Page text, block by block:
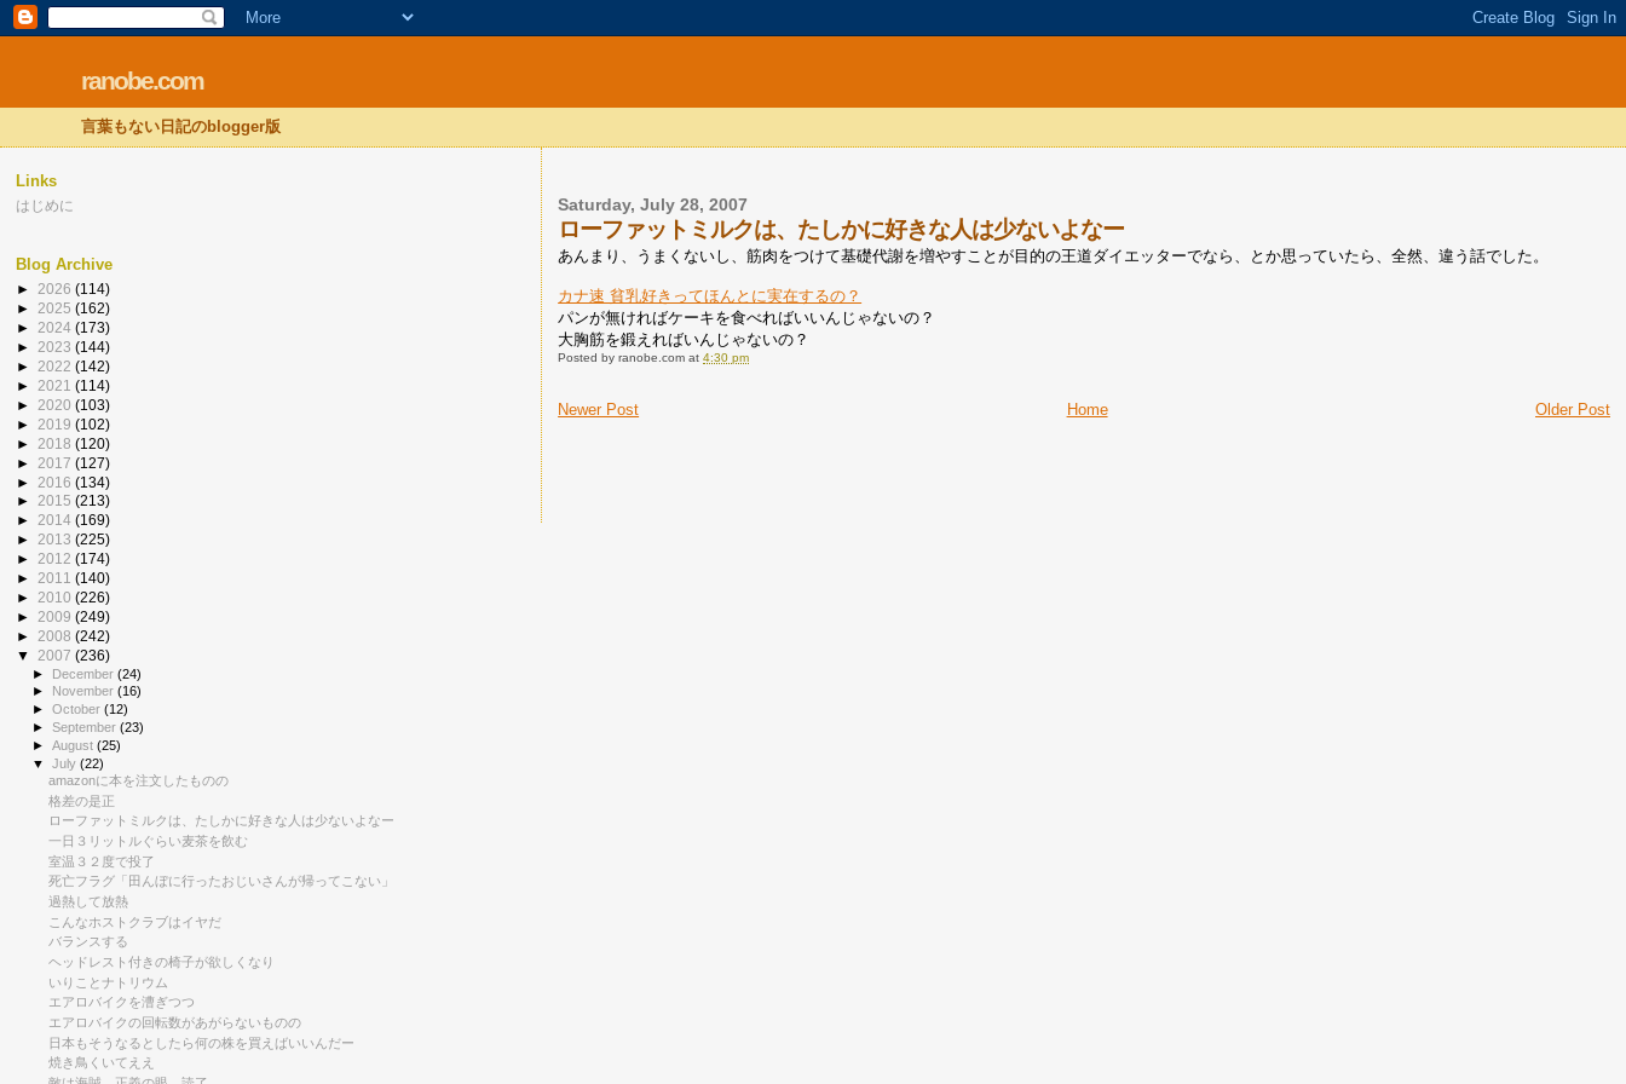
ranobe.com
言葉もない日記のblogger版
Saturday, July 28, 2007
ローファットミルクは、たしかに好きな人は少ないよなー
あんまり、うまくないし、筋肉をつけて基礎代謝を増やすことが目的の王道ダイエッターでなら、とか思っていたら、全然、違う話でした。
カナ速 貧乳好きってほんとに実在するの？
パンが無ければケーキを食べればいいんじゃないの？
大胸筋を鍛えればいんじゃないの？
Posted byranobe.com at4:30 pm
Newer Post Older Post
Home
Links
はじめに
Blog Archive
► 2026 (114)
► 2025 (162)
► 2024 (173)
► 2023 (144)
► 2022 (142)
► 2021 (114)
► 2020 (103)
► 2019 (102)
► 2018 (120)
► 2017 (127)
► 2016 (134)
► 2015 (213)
► 2014 (169)
► 2013 (225)
► 2012 (174)
► 2011 (140)
► 2010 (226)
► 2009 (249)
► 2008 (242)
▼ 2007 (236)
► December(24)
►
November(16)
►October(12)
►September(23)
►August(25)
▼July(22)
amazonに本を注文したものの
格差の是正
ローファットミルクは、たしかに好きな人は少ないよなー
一日３リットルぐらい麦茶を飲む
室温３２度で投了
死亡フラグ「田んぼに行ったおじいさんが帰ってこない」
過熱して放熱
こんなホストクラブはイヤだ
バランスする
ヘッドレスト付きの椅子が欲しくなり
いりことナトリウム
エアロバイクを漕ぎつつ
エアロバイクの回転数があがらないものの
日本もそうなるとしたら何の株を買えばいいんだー
焼き鳥くいてええ